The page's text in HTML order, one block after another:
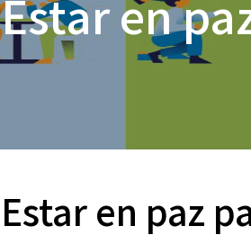
VISIÓN
Estar en
Estar en paz